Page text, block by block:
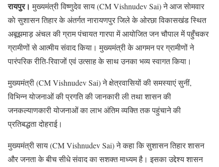
रायपुर। मुख्यमंत्री विष्णुदेव साय (CM Vishnudev Sai) ने आज साेमवार
काे सुशासन तिहार के अंतर्गत नारायणपुर जिले के ओरछा विकासखंड स्थित
अबूझमाड़ अंचल की ग्राम पंचायत गारपा में आयोजित जन चौपाल में पहुँचकर
ग्रामीणों से आत्मीय संवाद किया। मुख्यमंत्री के आगमन पर ग्रामीणों ने
पारंपरिक रीति-रिवाजों एवं उत्साह के साथ उनका भव्य स्वागत किया।
मुख्यमंत्री (CM Vishnudev Sai) ने क्षेत्रवासियों की समस्याएं सुनीं,
विभिन्न योजनाओं की प्रगति की जानकारी ली तथा शासन की
जनकल्याणकारी योजनाओं का लाभ अंतिम व्यक्ति तक पहुंचाने की
प्रतिबद्धता दोहराई।
मुख्यमंत्री साय (CM Vishnudev Sai) ने कहा कि सुशासन तिहार शासन
और जनता के बीच सीधे संवाद का सशक्त माध्यम है। इसका उद्देश्य शासन